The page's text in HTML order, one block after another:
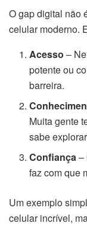
O gap digital não
celular moderno.
Acesso –
potente ou
barreira.
Muita gente
sabe
Confiança –
faz com que
Um exemplo
celular incrível,